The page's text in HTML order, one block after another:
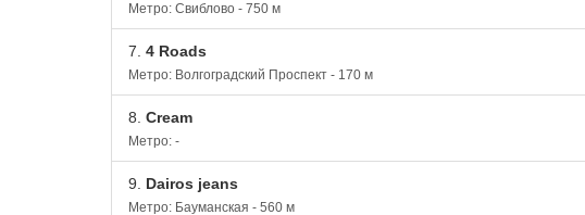
Метро: Свиблово - 750 м
7. 4 Roads
Метро: Волгоградский Проспект - 170 м
8. Cream
Метро: -
9. Dairos jeans
Метро: Бауманская - 560 м